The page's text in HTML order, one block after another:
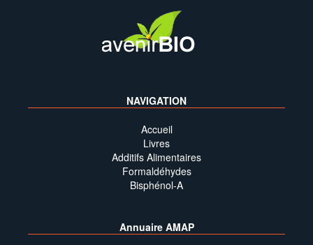
NAVIGATION
Accueil
Livres
Additifs Alimentaires
Formaldéhydes
Bisphénol-A
Annuaire AMAP